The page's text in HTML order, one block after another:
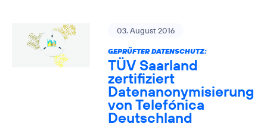
03. August 2016
GEPRÜFTER DATENSCHUTZ:
TÜV Saarland
zertifiziert
Datenanonymisierung
von Telefónica
Deutschland